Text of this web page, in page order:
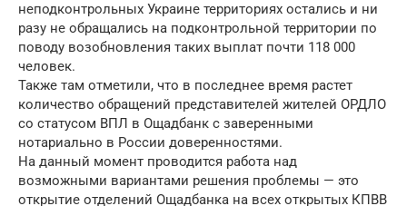
неподконтрольных Украине территориях остались и ни
разу не обращались на подконтрольной территории по
поводу возобновления таких выплат почти 118 000
человек.
Также там отметили, что в последнее время растет
количество обращений представителей жителей ОРДЛО
со статусом ВПЛ в Ощадбанк с заверенными
нотариально в России доверенностями.
На данный момент проводится работа над
возможными вариантами решения проблемы — это
открытие отделений Ощадбанка на всех открытых КПВВ